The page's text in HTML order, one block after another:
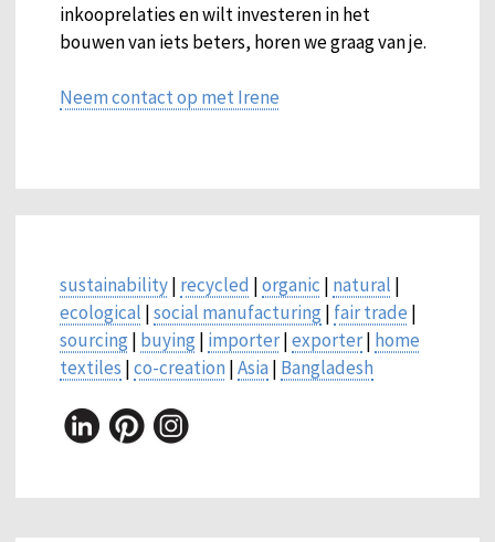
inkooprelaties en wilt investeren in het
bouwen van iets beters, horen we graag van je.
Neem contact op met Irene
sustainability| recycled |organic | natural |
ecological |social manufacturing | fair trade |
sourcing | buying | importer|exporter| home
textiles |co-creation |Asia | Bangladesh